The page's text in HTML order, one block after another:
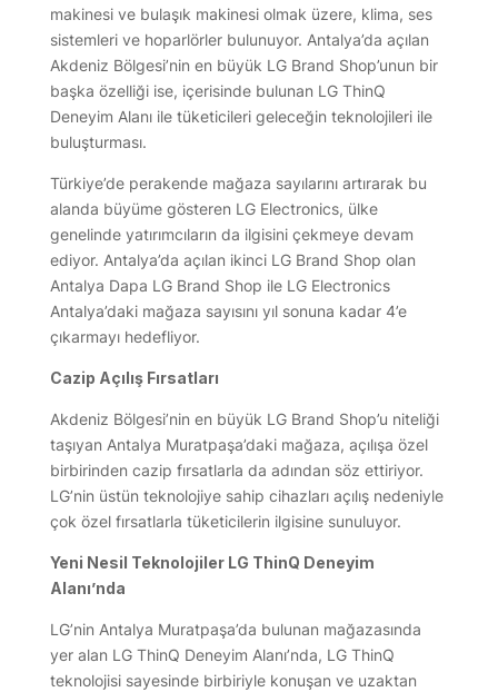
makinesi ve bulaşık makinesi olmak üzere, klima, ses
sistemleri ve hoparlörler bulunuyor. Antalya’da açılan
Akdeniz Bölgesi’nin en büyük LG Brand Shop’unun bir
başka özelliği ise, içerisinde bulunan LG ThinQ
Deneyim Alanı ile tüketicileri geleceğin teknolojileri ile
buluşturması.
Türkiye’de perakende mağaza sayılarını artırarak bu
alanda büyüme gösteren LG Electronics, ülke
genelinde yatırımcıların da ilgisini çekmeye devam
ediyor. Antalya’da açılan ikinci LG Brand Shop olan
Antalya Dapa LG Brand Shop ile LG Electronics
Antalya’daki mağaza sayısını yıl sonuna kadar 4’e
çıkarmayı hedefliyor.
Cazip Açılış Fırsatları
Akdeniz Bölgesi’nin en büyük LG Brand Shop’u niteliği
taşıyan Antalya Muratpaşa’daki mağaza, açılışa özel
birbirinden cazip fırsatlarla da adından söz ettiriyor.
LG’nin üstün teknolojiye sahip cihazları açılış nedeniyle
çok özel fırsatlarla tüketicilerin ilgisine sunuluyor.
Yeni Nesil Teknolojiler LG ThinQ Deneyim
Alanı’nda
LG’nin Antalya Muratpaşa’da bulunan mağazasında
yer alan LG ThinQ Deneyim Alanı’nda, LG ThinQ
teknolojisi sayesinde birbiriyle konuşan ve uzaktan